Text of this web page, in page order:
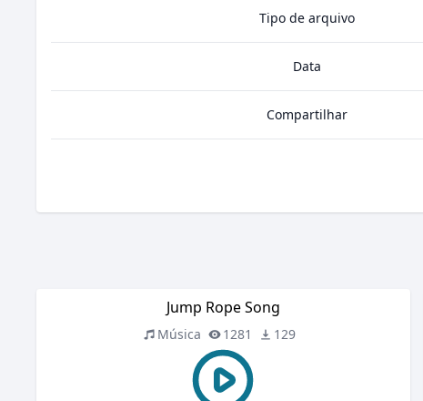
Tipo de arquivo
Data
Compartilhar
Jump Rope Song
Música 1281 129